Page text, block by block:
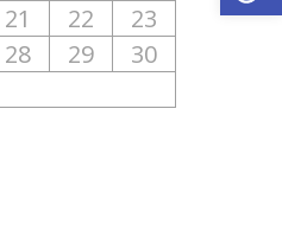
21 22
23
28 29
30